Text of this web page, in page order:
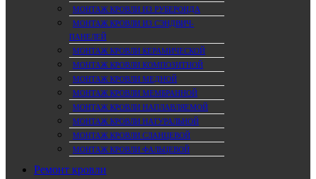
МОНТАЖ КРОВЛИ ИЗ РУБЕРОИДА
МОНТАЖ КРОВЛИ ИЗ СЭНДВИЧ-
ПАНЕЛЕЙ
МОНТАЖ КРОВЛИ КЕРАМИЧЕСКОЙ
МОНТАЖ КРОВЛИ КОМПОЗИТНОЙ
МОНТАЖ КРОВЛИ МЕДНОЙ
МОНТАЖ КРОВЛИ МЕМБРАННОЙ
МОНТАЖ КРОВЛИ НАПЛАВЛЯЕМОЙ
МОНТАЖ КРОВЛИ НАТУРАЛЬНОЙ
МОНТАЖ КРОВЛИ СЛАНЦЕВОЙ
МОНТАЖ КРОВЛИ ФАЛЬЦЕВОЙ
Ремонт кровли